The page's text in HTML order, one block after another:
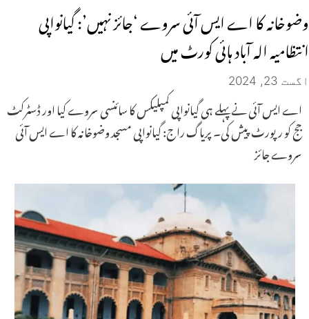
وضوخانہ کا اے ایس آئی سروے ‘جائز نہیں’: گیانواپی
انتظامیہ الہ آباد ہائی کورٹ میں
اگست 23, 2024
اے ایس آئی نے پہلے ہی گیانواپی کمپلیکس کا سائنسی سروے کیا اور ڈسٹرکٹ
جج کو رپورٹ پیش کی۔ پریاگ راج: گیانواپی مسجد وضوخانہ کا اے ایس آئی
سروے جائز